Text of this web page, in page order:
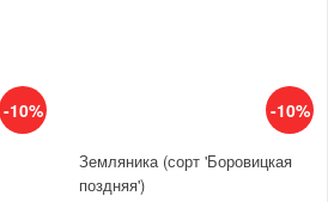
-10% -10%
Земляника (сорт 'Боровицкая
поздняя')